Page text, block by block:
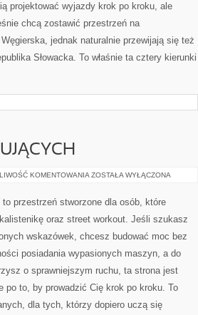
projektować wyjazdy krok po kroku, ale
chcą zostawić przestrzeń na
jednak naturalnie przewijają się też
Słowacka. To właśnie ta cztery kierunki
KOMENTOWANIA TRENING
ZOSTAŁA WYŁĄCZONA
to przestrzeń stworzone dla osób, które
oraz street workout. Jeśli szukasz
wskazówek, chcesz budować moc bez
posiadania wypasionych maszyn, a do
o sprawniejszym ruchu, ta strona jest
po to, by prowadzić Cię krok po kroku. To
dla tych, którzy dopiero uczą się